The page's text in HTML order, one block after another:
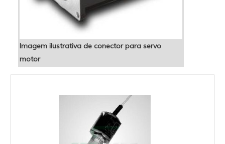
Imagem ilustrativa de conector para servo
motor